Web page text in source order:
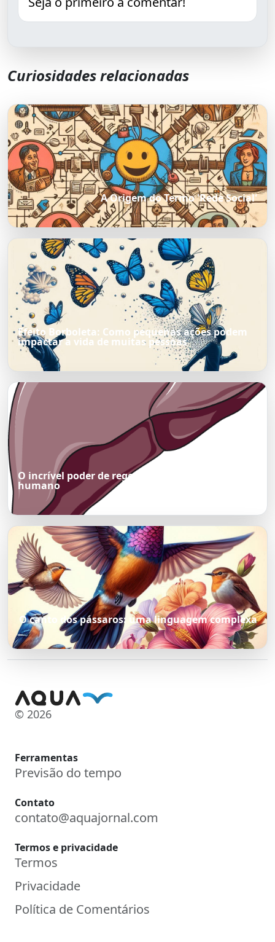
Curiosidades relacionadas
A Origem do Termo 'Rede Social'
Efeito Borboleta: Como pequenas ações podem
impactar a vida de muitas pessoas
O incrível poder de regeneração do fígado
humano
O canto dos pássaros: uma linguagem complexa
© 2026
Ferramentas
Previsão do tempo
Contato
contato@aquajornal.com
Termos e privacidade
Termos
Privacidade
Política de Comentários